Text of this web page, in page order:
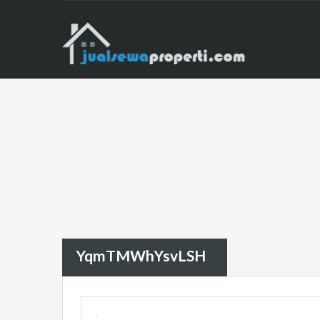
YqmTMWhYsvLSH